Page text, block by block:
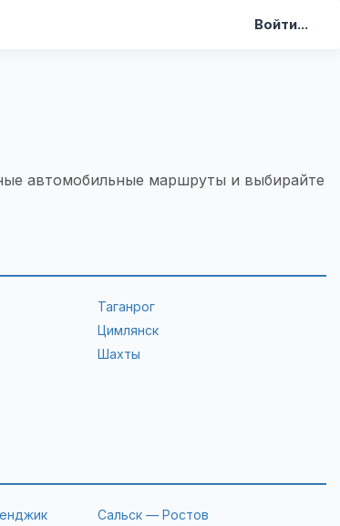
Войти...
автомобильные маршруты и выбирайте
Таганрог
Цимлянск
Шахты
Сальск — Ростов